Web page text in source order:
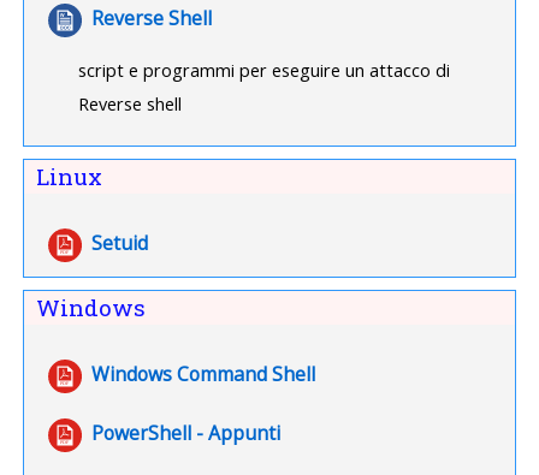
Reverse Shell
File
script e programmi per eseguire un attacco di
Reverse shell
Linux
Setuid
File
Windows
Windows Command Shell
URL
PowerShell - Appunti
File